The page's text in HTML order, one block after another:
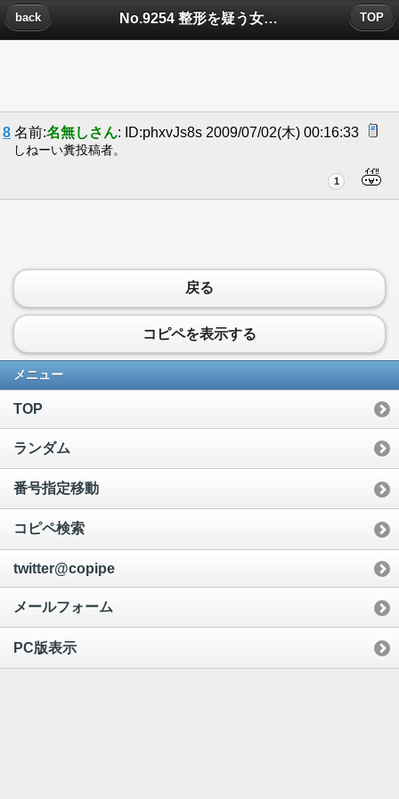
No.9254 整形を疑う女の怖さについたコメント
back TOP
8 名前:名無しさん: ID:phxvJs8s 2009/07/02(木) 00:16:33
しねーい糞投稿者。
1
戻る
コピペを表示する
メニュー
TOP
ランダム
番号指定移動
コピペ検索
twitter@copipe
メールフォーム
PC版表示